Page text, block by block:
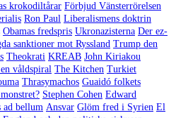
krokodiltårar Förbjud Vänsterrörelsen
Ron Paul Liberalismens doktrin
Obamas fredspris Ukronazisterna Der ez-
sanktioner mot Ryssland Trump den
Theokrati KREAB John Kiriakou
våldspiral The Kitchen Turkiet
Thrasymachos Guaidó folkets
Stephen Cohen Edward
ad bellum Ansvar Glöm fred i Syrien El